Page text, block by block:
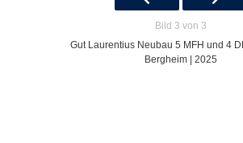
Bild 3 von 3
Gut Laurentius Neubau 5 MFH und 4
Bergheim | 2025